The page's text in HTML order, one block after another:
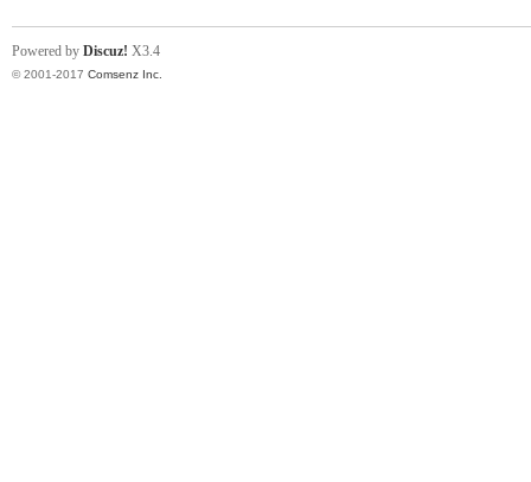
Powered by Discuz! X3.4
© 2001-2017 Comsenz Inc.